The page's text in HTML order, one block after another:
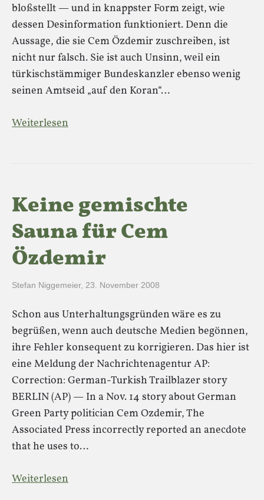
bloßstellt — und in knappster Form zeigt, wie
dessen Desinformation funktioniert. Denn die
Aussage, die sie Cem Özdemir zuschreiben, ist
nicht nur falsch. Sie ist auch Unsinn, weil ein
türkischstämmiger Bundeskanzler ebenso wenig
seinen Amtseid „auf den Koran“…
Weiterlesen
Keine gemischte
Sauna für Cem
Özdemir
Stefan Niggemeier, 23. November 2008
Schon aus Unterhaltungsgründen wäre es zu
begrüßen, wenn auch deutsche Medien begönnen,
ihre Fehler konsequent zu korrigieren. Das hier ist
eine Meldung der Nachrichtenagentur AP:
Correction: German-Turkish Trailblazer story
BERLIN (AP) — In a Nov. 14 story about German
Green Party politician Cem Ozdemir, The
Associated Press incorrectly reported an anecdote
that he uses to…
Weiterlesen